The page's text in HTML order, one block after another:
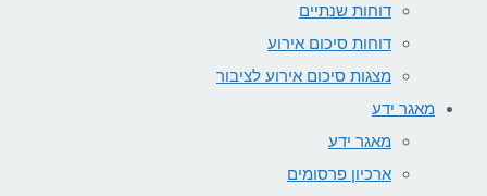
דוחות שנתיים
דוחות סיכום אירוע
מצגות סיכום אירוע לציבור
מאגר ידע
מאגר ידע
ארכיון פרסומים